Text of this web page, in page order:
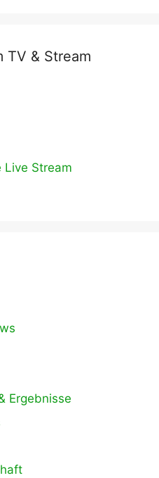
TV & Stream
Live Stream
Ergebnisse